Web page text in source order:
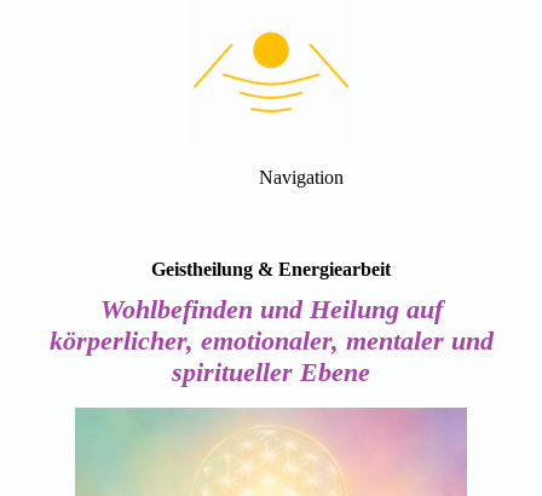
Navigation
Geistheilung & Energiearbeit
Wohlbefinden und Heilung auf
körperlicher, emotionaler, mentaler und
spiritueller Ebene